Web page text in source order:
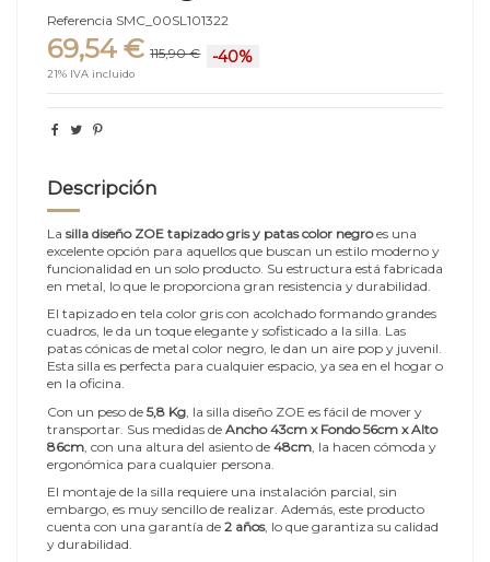
Referencia SMC_00SL101322
69,54 € 115,90 € -40%
21% IVA incluido
Descripción
La silla diseño ZOE tapizado gris y patas color negroes una
excelente opción para aquellos que buscan un estilo moderno y
funcionalidad en un solo producto. Su estructura está fabricada
en metal, lo que le proporciona gran resistencia y durabilidad.
El tapizado en tela color gris con acolchado formando grandes
cuadros, le da un toque elegante y sofisticado a la silla. Las
patas cónicas de metal color negro, le dan un aire pop y juvenil.
Esta silla es perfecta para cualquier espacio, ya sea en el hogar o
en la oficina.
Con un peso de 5,8 Kg , la silla diseño ZOE es fácil de mover y
transportar. Sus medidas de Ancho 43cm x Fondo 56cm x Alto
86cm , con una altura del asiento de 48cm , la hacen cómoda y
ergonómica para cualquier persona.
El montaje de la silla requiere una instalación parcial, sin
embargo, es muy sencillo de realizar. Además, este producto
cuenta con una garantía de 2 años, lo que garantiza su calidad
y durabilidad.